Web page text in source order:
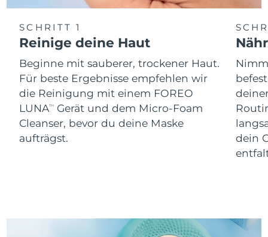
SCHRITT 1
Reinige deine Haut
Beginne mit sauberer, trockener Haut.
Für beste Ergebnisse empfehlen wir
die Reinigung mit einem FOREO
LUNATM
Gerät und dem Micro-Foam
Cleanser, bevor du deine Maske
aufträgst.
dein